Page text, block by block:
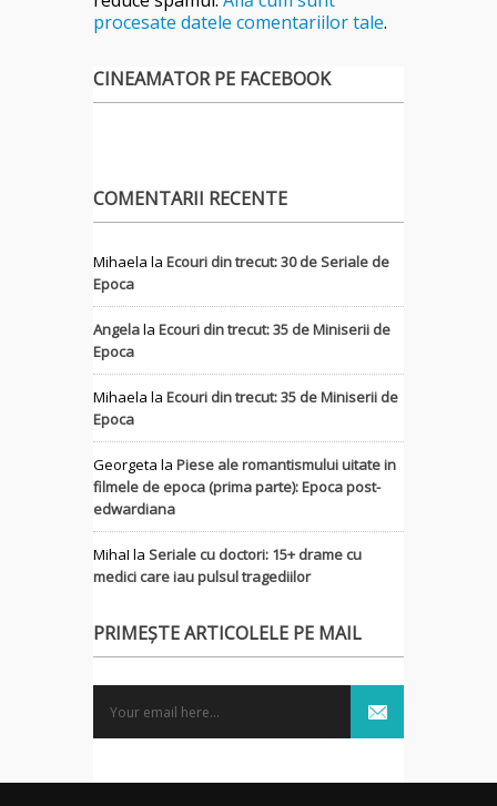
procesate datele comentariilor tale.
CINEAMATOR PE FACEBOOK
COMENTARII RECENTE
Mihaela la Ecouri din trecut: 30 de Seriale de
Epoca
Angelala Ecouri din trecut: 35 de Miniserii de
Epoca
Mihaela la Ecouri din trecut: 35 de Miniserii de
Epoca
Georgeta la Piese ale romantismului uitate in
filmele de epoca (prima parte): Epoca post-
edwardiana
MihaI la Seriale cu doctori: 15+ drame cu
medici care iau pulsul tragediilor
PRIMEȘTE ARTICOLELE PE MAIL